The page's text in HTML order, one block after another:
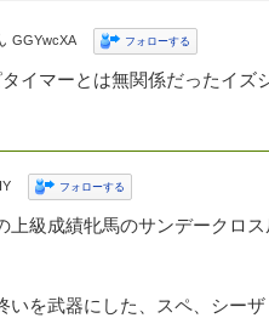
GGYwcXA フォローする
イマーとは無関係だったイズ
フォローする
上級成績牝馬のサンデークロ
いを武器にした、スペ、シー